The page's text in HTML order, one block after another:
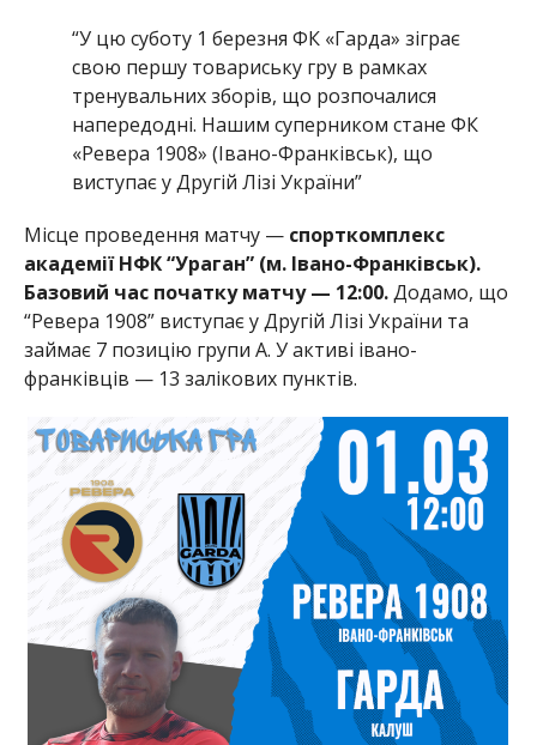
“У цю суботу 1 березня ФК «Гарда» зіграє
свою першу товариську гру в рамках
тренувальних зборів, що розпочалися
напередодні. Нашим суперником стане ФК
«Ревера 1908» (Івано-Франківськ), що
виступає у Другій Лізі України”
Місце проведення матчу — спорткомплекс
академії НФК “Ураган” (м. Івано-Франківськ).
Базовий час початку матчу — 12:00.Додамо, що
“Ревера 1908” виступає у Другій Лізі України та
займає 7 позицію групи А. У активі івано-
франківців — 13 залікових пунктів.